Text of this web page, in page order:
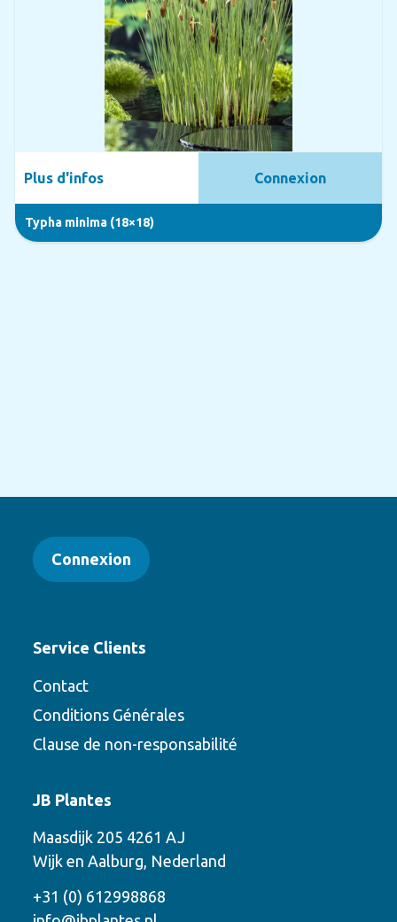
Typha minima (18×18)
Plus d'infos Connexion
options suivantes
Connexion
Service Clients
Contact
Conditions Générales
Clause de non-responsabilité
JB Plantes
Maasdijk 205 4261 AJ
Wijk en Aalburg, Nederland
+31 (0) 612998868